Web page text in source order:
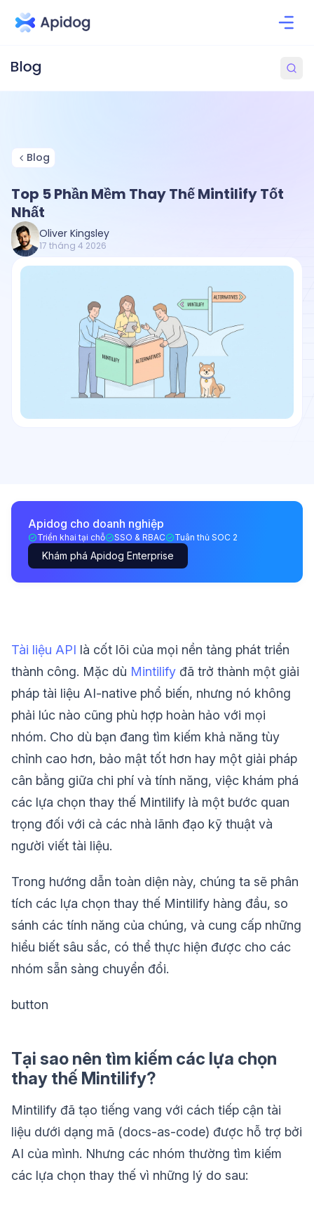
Blog
Top 5 Phần Mềm Thay Thế Mintilify Tốt
Nhất
Oliver Kingsley
17 tháng 4 2026
Apidog cho doanh nghiệp
Triển khai tại chỗ SSO & RBAC Tuân thủ SOC 2
Khám phá Apidog Enterprise
Tài liệu API là cốt lõi của mọi nền tảng phát triển
thành công. Mặc dù Mintilify đã trở thành một giải
pháp tài liệu AI-native phổ biến, nhưng nó không
phải lúc nào cũng phù hợp hoàn hảo với mọi
nhóm. Cho dù bạn đang tìm kiếm khả năng tùy
chỉnh cao hơn, bảo mật tốt hơn hay một giải pháp
cân bằng giữa chi phí và tính năng, việc khám phá
các lựa chọn thay thế Mintilify là một bước quan
trọng đối với cả các nhà lãnh đạo kỹ thuật và
người viết tài liệu.
Trong hướng dẫn toàn diện này, chúng ta sẽ phân
tích các lựa chọn thay thế Mintilify hàng đầu, so
sánh các tính năng của chúng, và cung cấp những
hiểu biết sâu sắc, có thể thực hiện được cho các
nhóm sẵn sàng chuyển đổi.
button
Tại sao nên tìm kiếm các lựa chọn
thay thế Mintilify?
Mintilify đã tạo tiếng vang với cách tiếp cận tài
liệu dưới dạng mã (docs-as-code) được hỗ trợ bởi
AI của mình. Nhưng các nhóm thường tìm kiếm
các lựa chọn thay thế vì những lý do sau: